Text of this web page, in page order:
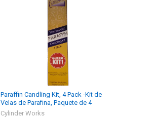
Paraffin Candling Kit, 4 Pack -Kit de
Velas de Parafina, Paquete de 4
Cylinder Works